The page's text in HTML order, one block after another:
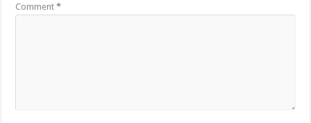
Comment*